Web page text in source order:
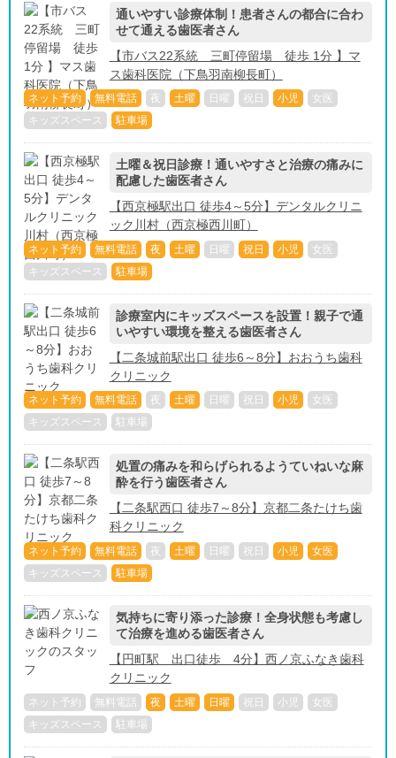
通いやすい診療体制！患者さんの都合に合わ
せて通える歯医者さん
【市バス22系統 三町停留場 徒歩 1分 】マ
ス歯科医院（下鳥羽南柳長町）
ネット予約 無料電話 夜 土曜 日曜 祝日 小児
女医
キッズスペース
駐車場
土曜＆祝日診療！通いやすさと治療の痛みに
配慮した歯医者さん
【西京極駅出口 徒歩4～5分】デンタルクリニ
ック川村（西京極西川町）
ネット予約 無料電話 夜 土曜 日曜 祝日 小児
女医
キッズスペース
駐車場
診療室内にキッズスペースを設置！親子で通
いやすい環境を整える歯医者さん
【二条城前駅出口 徒歩6～8分】おおうち歯科
クリニック
ネット予約 無料電話 夜 土曜 日曜 祝日 小児
女医
キッズスペース
駐車場
処置の痛みを和らげられるようていねいな麻
酔を行う歯医者さん
【二条駅西口 徒歩7～8分】京都二条たけち歯
科クリニック
ネット予約 無料電話 夜 土曜 日曜 祝日 小児
女医
キッズスペース
駐車場
気持ちに寄り添った診療！全身状態も考慮し
て治療を進める歯医者さん
【円町駅 出口徒歩 4分】西ノ京ふなき歯科
クリニック
ネット予約 無料電話 夜 土曜 日曜 祝日 小児
女医
キッズスペース
駐車場